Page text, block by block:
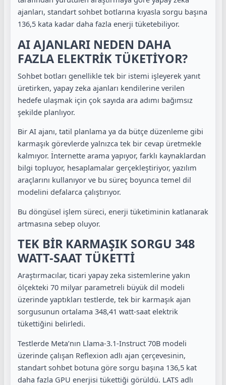
ajanları, standart sohbet botlarına kıyasla sorgu başına
136,5 kata kadar daha fazla enerji tüketebiliyor.
AI AJANLARI NEDEN DAHA
FAZLA ELEKTRİK TÜKETİYOR?
Sohbet botları genellikle tek bir istemi işleyerek yanıt
üretirken, yapay zeka ajanları kendilerine verilen
hedefe ulaşmak için çok sayıda ara adımı bağımsız
şekilde planlıyor.
Bir AI ajanı, tatil planlama ya da bütçe düzenleme gibi
karmaşık görevlerde yalnızca tek bir cevap üretmekle
kalmıyor. İnternette arama yapıyor, farklı kaynaklardan
bilgi topluyor, hesaplamalar gerçekleştiriyor, yazılım
araçlarını kullanıyor ve bu süreç boyunca temel dil
modelini defalarca çalıştırıyor.
Bu döngüsel işlem süreci, enerji tüketiminin katlanarak
artmasına sebep oluyor.
TEK BİR KARMAŞIK SORGU 348
WATT-SAAT TÜKETTİ
Araştırmacılar, ticari yapay zeka sistemlerine yakın
ölçekteki 70 milyar parametreli büyük dil modeli
üzerinde yaptıkları testlerde, tek bir karmaşık ajan
sorgusunun ortalama 348,41 watt-saat elektrik
tükettiğini belirledi.
Testlerde Meta’nın Llama-3.1-Instruct 70B modeli
üzerinde çalışan Reflexion adlı ajan çerçevesinin,
standart sohbet botuna göre sorgu başına 136,5 kat
daha fazla GPU enerjisi tükettiği görüldü. LATS adlı